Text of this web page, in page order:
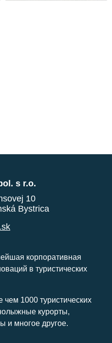
s r.o.
10
Bystrica
корпоративная
в туристических
1000 туристических
курорты,
и многое другое.